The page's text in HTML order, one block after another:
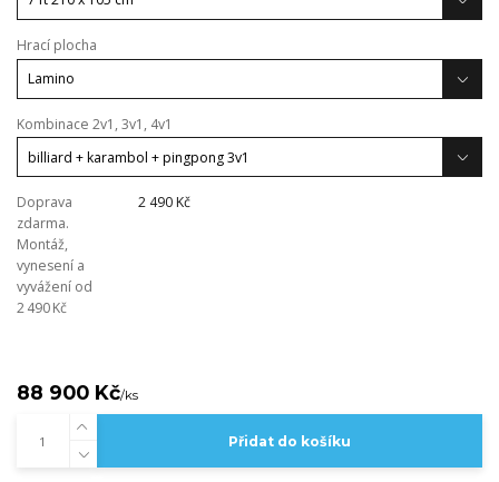
Hrací plocha
Kombinace 2v1, 3v1, 4v1
Doprava
zdarma.
Montáž,
vynesení a
vyvážení od
2 490 Kč
2 490 Kč
88 900 Kč/ks
Přidat do košíku